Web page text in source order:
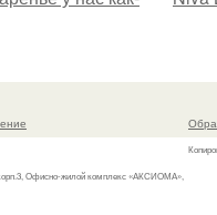
Офисно-жилой комплекс «АКСИОМА»,